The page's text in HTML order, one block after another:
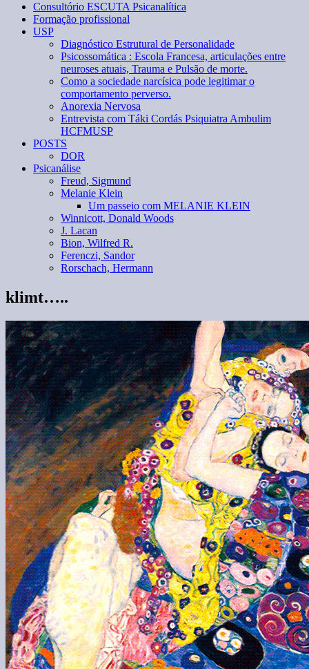
Consultório ESCUTA Psicanalítica
Formação profissional
USP
Diagnóstico Estrutural de Personalidade
Psicossomática : Escola Francesa, articulações entre
neuroses atuais, Trauma e Pulsão de morte.
Como a sociedade narcísica pode legitimar o
comportamento perverso.
Anorexia Nervosa
Entrevista com Táki Cordás Psiquiatra Ambulim
HCFMUSP
POSTS
DOR
Psicanálise
Freud, Sigmund
Melanie Klein
Um passeio com MELANIE KLEIN
Winnicott, Donald Woods
J. Lacan
Bion, Wilfred R.
Ferenczi, Sandor
Rorschach, Hermann
klimt…..